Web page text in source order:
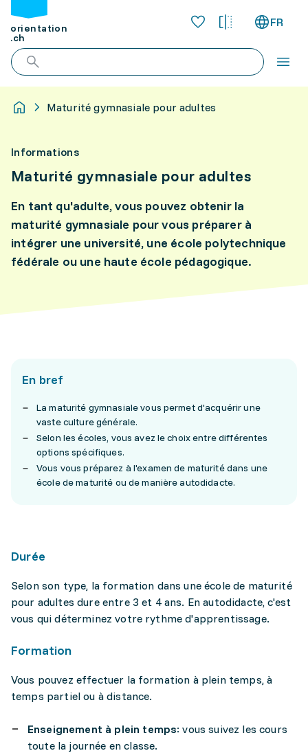
orientation
.ch
FR
Maturité gymnasiale pour adultes
Informations
Maturité gymnasiale pour adultes
En tant qu'adulte, vous pouvez obtenir la
maturité gymnasiale pour vous préparer à
intégrer une université, une école polytechnique
fédérale ou une haute école pédagogique.
En bref
La maturité gymnasiale vous permet d'acquérir une
vaste culture générale.
Selon les écoles, vous avez le choix entre différentes
options spécifiques.
Vous vous préparez à l'examen de maturité dans une
école de maturité ou de manière autodidacte.
Durée
Selon son type, la formation dans une école de maturité
pour adultes dure entre 3 et 4 ans. En autodidacte, c'est
vous qui déterminez votre rythme d'apprentissage.
Formation
Vous pouvez effectuer la formation à plein temps, à
temps partiel ou à distance.
Enseignement à plein temps: vous suivez les cours
toute la journée en classe.